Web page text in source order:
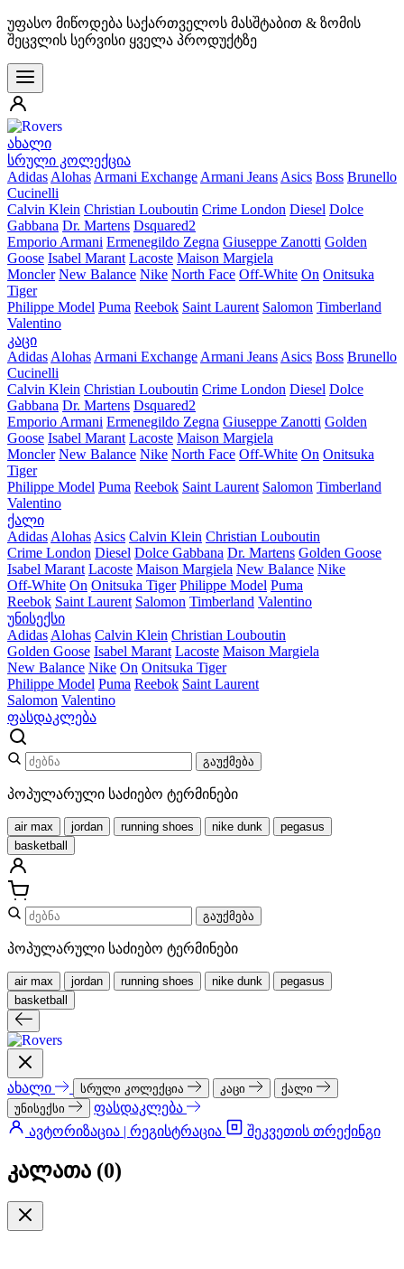
უფასო მიწოდება საქართველოს მასშტაბით & ზომის
შეცვლის სერვისი ყველა პროდუქტზე
ახალი
სრული კოლექცია
Adidas Alohas Armani Exchange Armani Jeans Asics Boss Brunello
Cucinelli
Calvin Klein Christian Louboutin Crime London Diesel Dolce
Gabbana Dr. Martens Dsquared2
Emporio Armani Ermenegildo Zegna Giuseppe Zanotti Golden
Goose Isabel Marant Lacoste Maison Margiela
Moncler New Balance Nike North Face Off-White On Onitsuka
Tiger
Philippe Model Puma Reebok Saint Laurent Salomon Timberland
Valentino
კაცი
Adidas Alohas Armani Exchange Armani Jeans Asics Boss Brunello
Cucinelli
Calvin Klein Christian Louboutin Crime London Diesel Dolce
Gabbana Dr. Martens Dsquared2
Emporio Armani Ermenegildo Zegna Giuseppe Zanotti Golden
Goose Isabel Marant Lacoste Maison Margiela
Moncler New Balance Nike North Face Off-White On Onitsuka
Tiger
Philippe Model Puma Reebok Saint Laurent Salomon Timberland
Valentino
ქალი
Adidas Alohas Asics Calvin Klein Christian Louboutin
Crime London Diesel Dolce Gabbana Dr. Martens Golden Goose
Isabel Marant Lacoste Maison Margiela New Balance Nike
Off-White On Onitsuka Tiger Philippe Model Puma
Reebok Saint Laurent Salomon Timberland Valentino
უნისექსი
Adidas Alohas Calvin Klein Christian Louboutin
Golden Goose Isabel Marant Lacoste Maison Margiela
New Balance Nike On Onitsuka Tiger
Philippe Model Puma Reebok Saint Laurent
Salomon Valentino
ფასდაკლება
გაუქმება
პოპულარული საძიებო ტერმინები
air max jordan running shoes nike dunk
pegasus
basketball
გაუქმება
პოპულარული საძიებო ტერმინები
air max jordan running shoes nike dunk
pegasus
basketball
ახალი სრული კოლექცია კაცი
ქალი
უნისექსი
ფასდაკლება
ავტორიზაცია | რეგისტრაცია
შეკვეთის თრექინგი
კალათა (0)